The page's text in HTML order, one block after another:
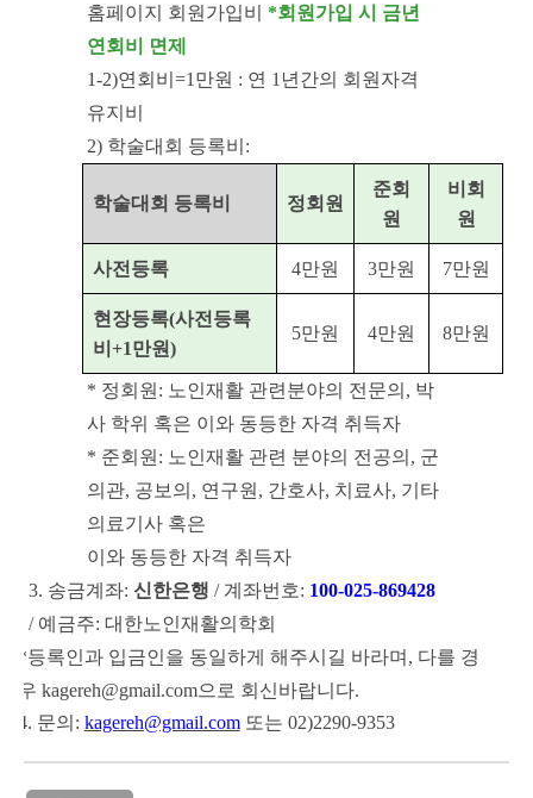
홈페이지 회원가입비 *회원가입 시 금년
연회비 면제
1-2)연회비=1만원 : 연 1년간의 회원자격
유지비
2) 학술대회 등록비:
학술대회 등록비 정회원
준회
원
비회
원
사전등록 4만원 3만원 7만원
현장등록(사전등록
비+1만원)
5만원 4만원 8만원
* 정회원: 노인재활 관련분야의 전문의, 박
사 학위 혹은 이와 동등한 자격 취득자
* 준회원: 노인재활 관련 분야의 전공의, 군
의관, 공보의, 연구원, 간호사, 치료사, 기타
의료기사 혹은
이와 동등한 자격 취득자
3. 송금계좌:신한은행 / 계좌번호: 100-025-869428
/ 예금주: 대한노인재활의학회
*등록인과 입금인을 동일하게 해주시길 바라며, 다를 경
우 kagereh@gmail.com으로 회신바랍니다.
4. 문의: kagereh@gmail.com또는 02)2290-9353